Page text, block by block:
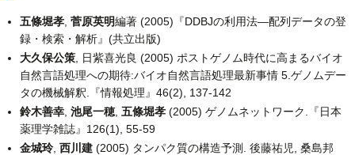
五條堀孝 菅原英明編著 (2005)『DDBJの利用法―配列データの登
録・検索・解析』(共立出版)
大久保公策 , 日紫喜光良 (2005) ポストゲノム時代に高まるバイオ
自然言語処理への期待:バイオ自然言語処理最新事情 5.ゲノムデー
タの機械解釈.『情報処理』46(2), 137-142
鈴木善幸 池尾一穂, 五條堀孝 (2005) ゲノムネットワーク.『日本
薬理学雑誌』126(1), 55-59
金城玲, 西川建 (2005) タンパク質の構造予測. 後藤祐児, 桑島邦